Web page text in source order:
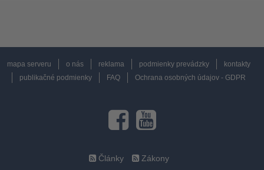
mapa serveru o nás reklama podmienky prevádzky
kontakty
publikačné podmienky
FAQ Ochrana osobných údajov - GDPR
Články Zákony